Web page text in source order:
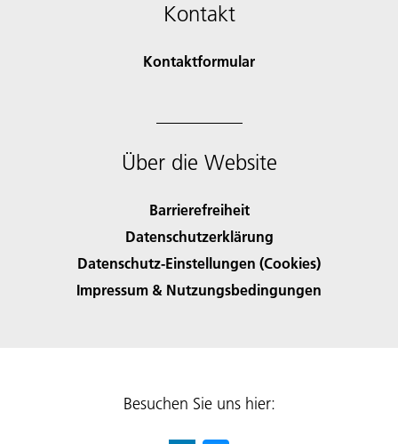
Kontakt
Kontaktformular
Über die Website
Barrierefreiheit
Datenschutzerklärung
Datenschutz-Einstellungen (Cookies)
Impressum & Nutzungsbedingungen
Besuchen Sie uns hier: